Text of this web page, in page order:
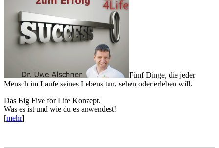
Fünf Dinge, die jeder
Mensch im Laufe seines Lebens tun, sehen oder erleben will.
Das Big Five for Life Konzept.
Was es ist und wie du es anwendest!
[mehr]